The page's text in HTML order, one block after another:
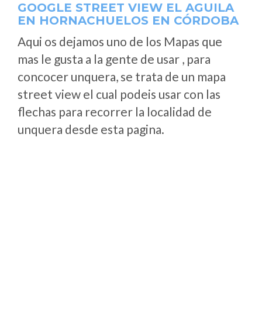
GOOGLE STREET VIEW EL AGUILA
EN HORNACHUELOS EN CÓRDOBA
Aqui os dejamos uno de los Mapas que
mas le gusta a la gente de usar , para
concocer unquera, se trata de un mapa
street view el cual podeis usar con las
flechas para recorrer la localidad de
unquera desde esta pagina.